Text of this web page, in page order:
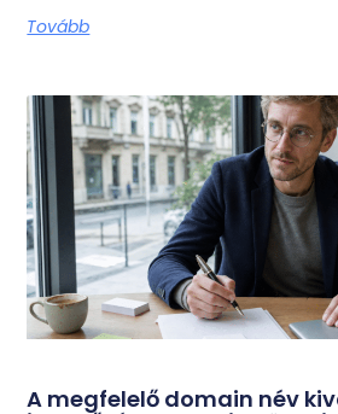
Tovább
A megfelelő domain név